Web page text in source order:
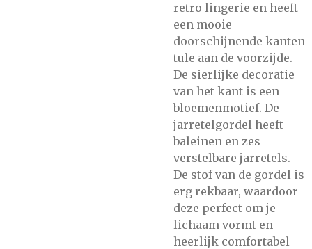
retro lingerie en heeft
een mooie
doorschijnende kanten
tule aan de voorzijde.
De sierlijke decoratie
van het kant is een
bloemenmotief. De
jarretelgordel heeft
baleinen en zes
verstelbare jarretels.
De stof van de gordel is
erg rekbaar, waardoor
deze perfect om je
lichaam vormt en
heerlijk comfortabel